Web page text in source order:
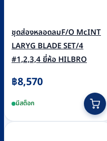
ชุดส่องหลอดลมF/O McINT
LARYG BLADE SET/4
#1,2,3,4 ยี่ห้อ HILBRO
฿8,570
มีสต็อก